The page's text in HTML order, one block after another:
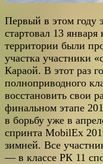
Первый в этом году
стартовал 13
территории были
участка участники
Караой. В этот раз
полноприводного
восстановить свои
финальном этапе
в борьбу уже в
спринта MobilEx
зимней. Все
— в классе РК 11